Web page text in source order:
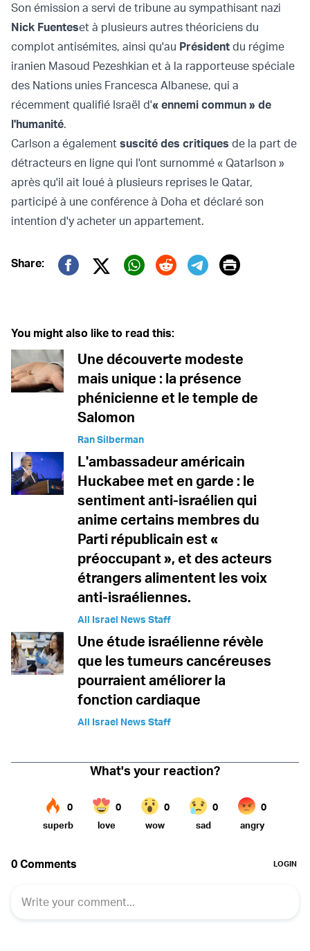
Son émission a servi de tribune au sympathisant nazi
Nick Fuenteset à plusieurs autres théoriciens du
complot antisémites, ainsi qu'au Président du régime
iranien Masoud Pezeshkian et à la rapporteuse spéciale
des Nations unies Francesca Albanese, qui a
récemment qualifié Israël d'« ennemi commun » de
l'humanité.
Carlson a également suscité des critiques de la part de
détracteurs en ligne qui l'ont surnommé « Qatarlson »
après qu'il ait loué à plusieurs reprises le Qatar,
participé à une conférence à Doha et déclaré son
intention d'y acheter un appartement.
Share:
Twitter (X)
Print
You might also like to read this:
Une découverte modeste
mais unique : la présence
phénicienne et le temple de
Salomon
Ran Silberman
L'ambassadeur américain
Huckabee met en garde : le
sentiment anti-israélien qui
anime certains membres du
Parti républicain est «
préoccupant », et des acteurs
étrangers alimentent les voix
anti-israéliennes.
All Israel News Staff
Une étude israélienne révèle
que les tumeurs cancéreuses
pourraient améliorer la
fonction cardiaque
All Israel News Staff